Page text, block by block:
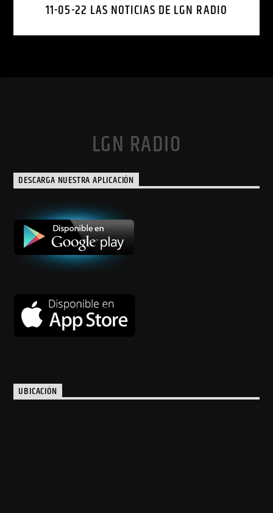
11-05-22 LAS NOTICIAS DE LGN RADIO
LGN RADIO
DESCARGA NUESTRA APLICACIÓN
UBICACIÓN